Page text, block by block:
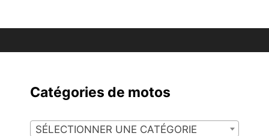
Catégories de motos
SÉLECTIONNER UNE CATÉGORIE